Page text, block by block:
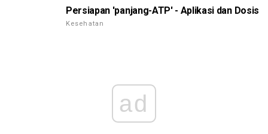
Persiapan 'panjang-ATP' - Aplikasi dan Dosis
Kesehatan
ad